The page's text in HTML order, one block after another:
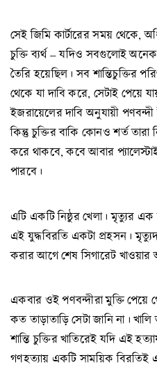
সেই জিমি কার্টারের সময় থেকে,
চুক্তি ব্যর্থ – যদিও সবগুলোই অনেক
তৈরি হয়েছিল। সব শান্তিচুক্তির
থেকে যা দাবি করে, সেটাই পেয়ে
ইজরায়েলের দাবি অনুযায়ী পণবন্দী
কিন্তু চুক্তির বাকি কোনও শর্ত
করে থাকবে, কবে আবার
পারবে।
এটি একটি নিষ্ঠুর খেলা। মৃত্যুর
এই যুদ্ধবিরতি একটা প্রহসন।
করার আগে শেষ সিগারেট
একবার ওই পণবন্দীরা মুক্তি
কত তাড়াতাড়ি সেটা জানি না।
শান্তি চুক্তির খাতিরেই যদি এই
গণহত্যায় একটি সাময়িক বিরতিই